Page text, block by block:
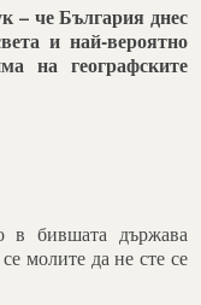
– че България днес
и най-вероятно
на географските
в бившата държава
молите да не сте се